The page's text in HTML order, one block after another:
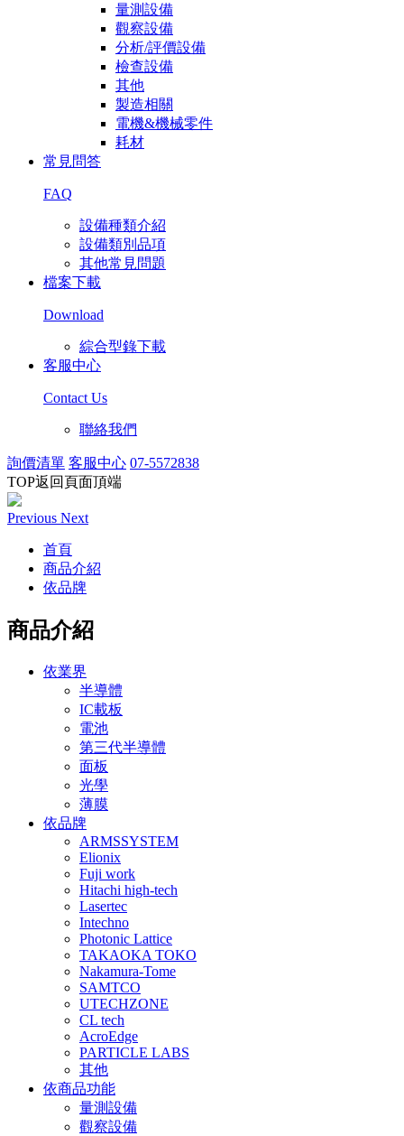
量測設備
觀察設備
分析/評價設備
檢查設備
其他
製造相關
電機&機械零件
耗材
常見問答
FAQ
設備種類介紹
設備類別品項
其他常見問題
檔案下載
Download
綜合型錄下載
客服中心
Contact Us
聯絡我們
詢價清單 客服中心 07-5572838
TOP返回頁面頂端
Previous Next
首頁
商品介紹
依品牌
商品介紹
依業界
半導體
IC載板
電池
第三代半導體
面板
光學
薄膜
依品牌
ARMSSYSTEM
Elionix
Fuji work
Hitachi high-tech
Lasertec
Intechno
Photonic Lattice
TAKAOKA TOKO
Nakamura-Tome
SAMTCO
UTECHZONE
CL tech
AcroEdge
PARTICLE LABS
其他
依商品功能
量測設備
觀察設備